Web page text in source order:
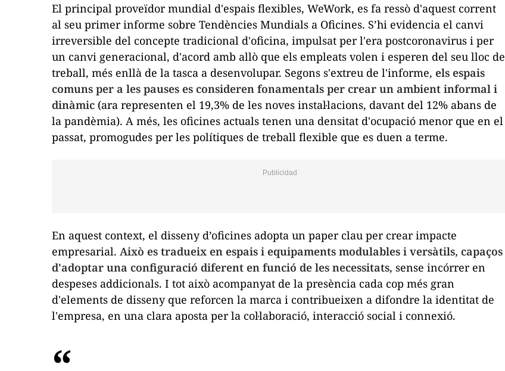
El principal proveïdor mundial d'espais flexibles, WeWork, es fa ressò d'aquest corrent
al seu primer informe sobre Tendències Mundials a Oficines. S’hi evidencia el canvi
irreversible del concepte tradicional d'oficina, impulsat per l'era postcoronavirus i per
un canvi generacional, d'acord amb allò que els empleats volen i esperen del seu lloc de
treball, més enllà de la tasca a desenvolupar. Segons s'extreu de l'informe, els espais
comuns per a les pauses es consideren fonamentals per crear un ambient informal i
dinàmic (ara representen el 19,3% de les noves instal·lacions, davant del 12% abans de
la pandèmia). A més, les oficines actuals tenen una densitat d'ocupació menor que en el
passat, promogudes per les polítiques de treball flexible que es duen a terme.
En aquest context, el disseny d’oficines adopta un paper clau per crear impacte
empresarial. Això es tradueix en espais i equipaments modulables i versàtils, capaços
d'adoptar una configuració diferent en funció de les necessitats, sense incórrer en
despeses addicionals. I tot això acompanyat de la presència cada cop més gran
d'elements de disseny que reforcen la marca i contribueixen a difondre la identitat de
l'empresa, en una clara aposta per la col·laboració, interacció social i connexió.